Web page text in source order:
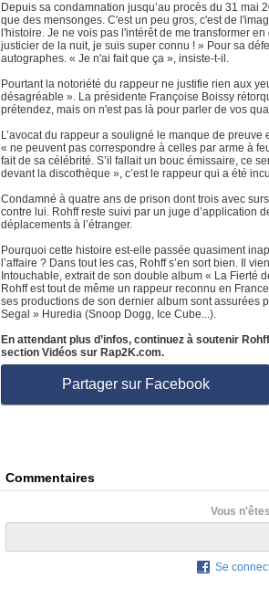
Depuis sa condamnation jusqu’au procès du 31 mai
que des mensonges. C'est un peu gros, c'est de
l'histoire. Je ne vois pas l'intérêt de me transformer
justicier de la nuit, je suis super connu ! » Pour sa
autographes. « Je n'ai fait que ça », insiste-t-il.
Pourtant la notoriété du rappeur ne justifie rien aux
désagréable ». La présidente Françoise Boissy
prétendez, mais on n'est pas là pour parler de vos
L’avocat du rappeur a souligné le manque de
« ne peuvent pas correspondre à celles par arme à
fait de sa célébrité. S’il fallait un bouc émissaire, ce
devant la discothèque », c’est le rappeur qui a été
Condamné à quatre ans de prison dont trois avec
contre lui. Rohff reste suivi par un juge d’application
déplacements à l’étranger.
Pourquoi cette histoire est-elle passée quasiment
l’affaire ? Dans tout les cas, Rohff s’en sort bien. Il
Intouchable, extrait de son double album « La Fierté
Rohff est tout de même un rappeur reconnu en
ses productions de son dernier album sont assurées
Segal » Huredia (Snoop Dogg, Ice Cube...).
En attendant plus d’infos, continuez à soutenir
section Vidéos sur Rap2K.com.
Partager sur Facebook
Commentaires
Vous
Se